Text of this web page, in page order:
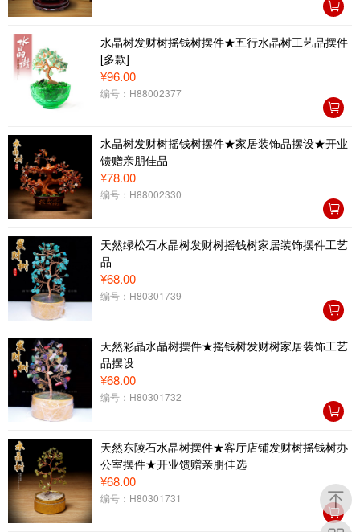
水晶树发财树摇钱树摆件★五行水晶树工艺品摆件
[多款]
¥96.00
编号：H88002377
水晶树发财树摇钱树摆件★家居装饰品摆设★开业
馈赠亲朋佳品
¥78.00
编号：H88002330
天然绿松石水晶树发财树摇钱树家居装饰摆件工艺
品
¥68.00
编号：H80301739
天然彩晶水晶树摆件★摇钱树发财树家居装饰工艺
品摆设
¥68.00
编号：H80301732
天然东陵石水晶树摆件★客厅店铺发财树摇钱树办
公室摆件★开业馈赠亲朋佳选
¥68.00
编号：H80301731